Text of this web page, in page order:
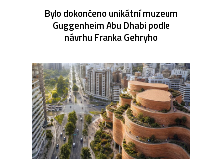
Bylo dokončeno unikátní muzeum
Guggenheim Abu Dhabi podle
návrhu Franka Gehryho